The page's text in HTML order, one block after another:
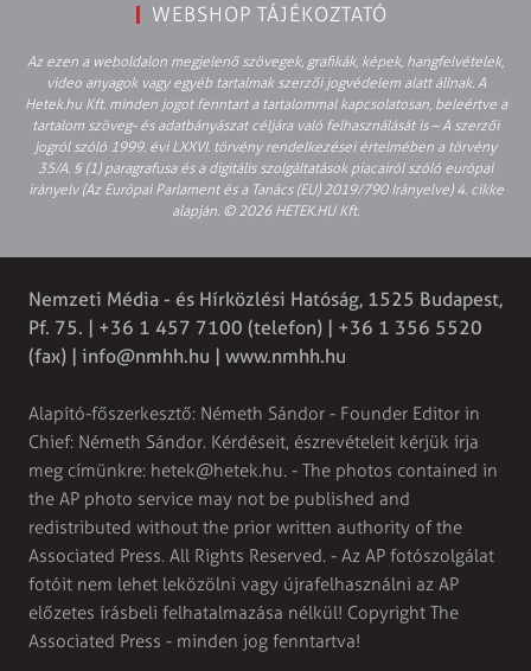
WEBSHOP TÁJÉKOZTATÓ
Az ezen a weboldalon megjelenő szövegek, grafikák, képek, hangfelvételek,
video anyagok vagy egyéb tartalmak szerzői jogvédelem alatt állnak. A
Hetek.hu Kft. minden jogot fenntart a tartalommal kapcsolatosan, beleértve a
tartalom szöveg- és adatbányászat céljára való felhasználását is – A szerzői
jogról szóló 1999. évi LXXVI. törvény rendelkezései értelmében a törvény
35/A. § (1) paragrafusa és a digitális szolgáltatások piacairól szóló európai
irányelv (Az Európai Parlament és a Tanács (EU) 2019/790 Irányelve) 4. cikke
alapján. © 2026 HETEK.HU Kft.
Nemzeti Média - és Hírközlési Hatóság, 1525 Budapest,
Pf. 75. | +36 1 457 7100 (telefon) | +36 1 356 5520
(fax) | info@nmhh.hu | www.nmhh.hu
Alapító-főszerkesztő: Németh Sándor - Founder Editor in
Chief: Németh Sándor. Kérdéseit, észrevételeit kérjük írja
meg címünkre: hetek@hetek.hu. - The photos contained in
the AP photo service may not be published and
redistributed without the prior written authority of the
Associated Press. All Rights Reserved. - Az AP fotószolgálat
fotóit nem lehet leközölni vagy újrafelhasználni az AP
előzetes írásbeli felhatalmazása nélkül! Copyright The
Associated Press - minden jog fenntartva!